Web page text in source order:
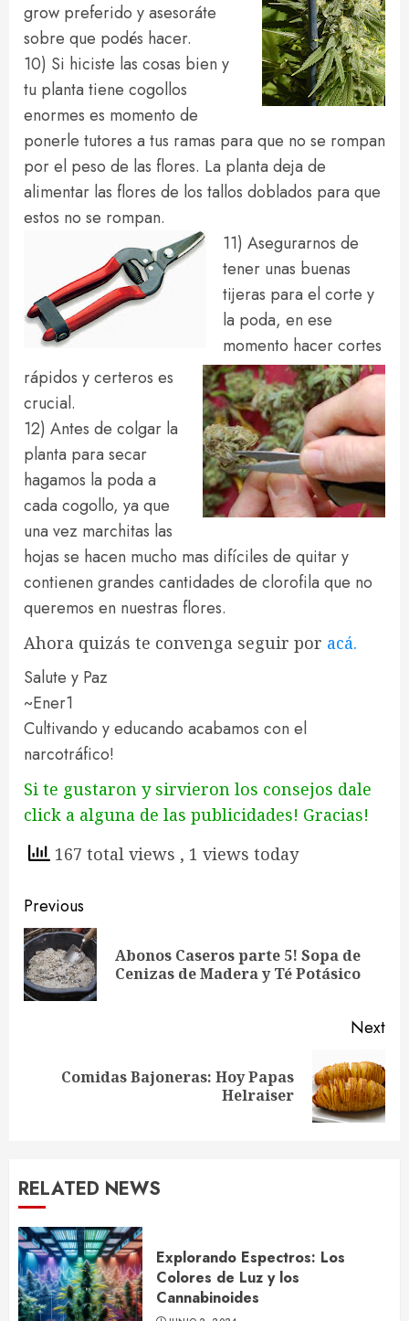
grow preferido y asesoráte
sobre que podés hacer.
10) Si hiciste las cosas bien y
tu planta tiene cogollos
enormes es momento de
ponerle tutores a tus ramas para que no se rompan
por el peso de las flores. La planta deja de
alimentar las flores de los tallos doblados para que
estos no se rompan.
11) Asegurarnos de
tener unas buenas
tijeras para el corte y
la poda, en ese
momento hacer cortes
rápidos y certeros es
crucial.
12) Antes de colgar la
planta para secar
hagamos la poda a
cada cogollo, ya que
una vez marchitas las
hojas se hacen mucho mas difíciles de quitar y
contienen grandes cantidades de clorofila que no
queremos en nuestras flores.
Ahora quizás te convenga seguir por acá.
Salute y Paz
~Ener1
Cultivando y educando acabamos con el
narcotráfico!
Si te gustaron y sirvieron los consejos dale
click a alguna de las publicidades! Gracias!
167 total views , 1 views today
Continue
Reading
Previous
Abonos Caseros parte 5! Sopa de
Cenizas de Madera y Té Potásico
Next
Comidas Bajoneras: Hoy Papas
Helraiser
RELATED NEWS
Explorando Espectros: Los
Colores de Luz y los
Cannabinoides